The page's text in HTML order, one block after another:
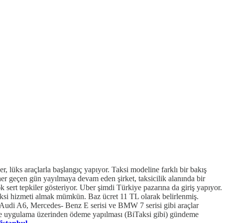
araçlarla başlangıç yapıyor. Taksi modeline farklı bir bakış
geçen gün yayılmaya devam eden şirket, taksicilik alanında bir
tepkiler gösteriyor. Uber şimdi Türkiye pazarına da giriş yapıyor.
hizmeti almak mümkün. Baz ücret 11 TL olarak belirlenmiş.
A6, Mercedes- Benz E serisi ve BMW 7 serisi gibi araçlar
üzerinden ödeme yapılması (BiTaksi gibi) gündeme